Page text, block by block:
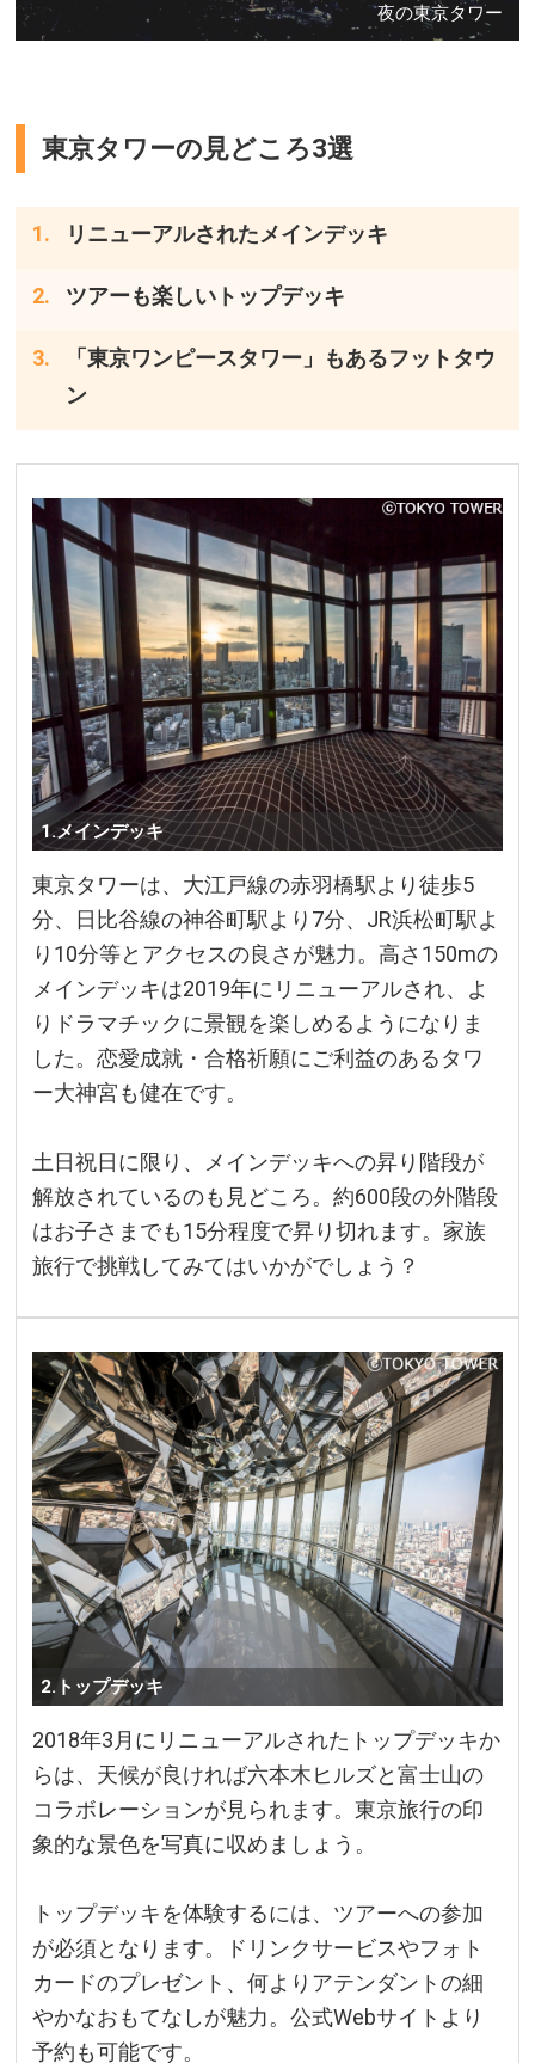
夜の東京タワー
東京タワーの見どころ3選
リニューアルされたメインデッキ
ツアーも楽しいトップデッキ
「東京ワンピースタワー」もあるフットタウ
ン
1.メインデッキ
東京タワーは、大江戸線の赤羽橋駅より徒歩5
分、日比谷線の神谷町駅より7分、JR浜松町駅よ
り10分等とアクセスの良さが魅力。高さ150mの
メインデッキは2019年にリニューアルされ、よ
りドラマチックに景観を楽しめるようになりま
した。恋愛成就・合格祈願にご利益のあるタワ
ー大神宮も健在です。
土日祝日に限り、メインデッキへの昇り階段が
解放されているのも見どころ。約600段の外階段
はお子さまでも15分程度で昇り切れます。家族
旅行で挑戦してみてはいかがでしょう？
2.トップデッキ
2018年3月にリニューアルされたトップデッキか
らは、天候が良ければ六本木ヒルズと富士山の
コラボレーションが見られます。東京旅行の印
象的な景色を写真に収めましょう。
トップデッキを体験するには、ツアーへの参加
が必須となります。ドリンクサービスやフォト
カードのプレゼント、何よりアテンダントの細
やかなおもてなしが魅力。公式Webサイトより
予約も可能です。